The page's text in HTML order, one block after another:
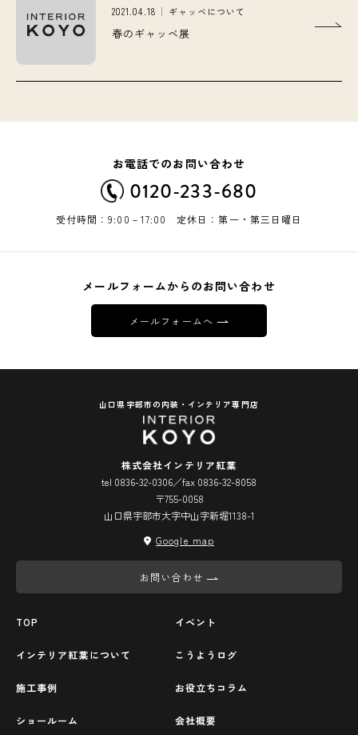
2021.04.18 ギャッベについて
春のギャッベ展
お電話でのお問い合わせ
0120-233-680
受付時間：9:00－17:00 定休日：第一・第三日曜日
メールフォームからのお問い合わせ
メールフォームへ
山口県宇部市の内装・インテリア専門店
株式会社インテリア紅葉
tel 0836-32-0306／fax 0836-32-8058
〒755-0058
山口県宇部市大字中山字新堀1138-1
Google map
お問い合わせ
TOP
インテリア紅葉について
施工事例
ショールーム
イベント
こうようログ
お役立ちコラム
会社概要